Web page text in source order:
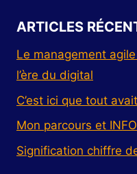
ARTICLES
Le management
l’ère du digital
C’est ici que tout
Mon parcours et
Signification chiffre